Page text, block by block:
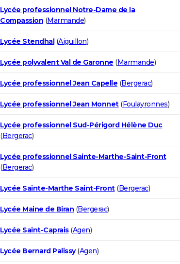
Lycée professionnel Notre-Dame de la
Compassion (Marmande)
Lycée Stendhal(Aiguillon)
Lycée polyvalent Val de Garonne (Marmande)
Lycée professionnel Jean Capelle (Bergerac)
Lycée professionnel Jean Monnet(Foulayronnes)
Lycée professionnel Sud-Périgord Hélène Duc
(Bergerac)
Lycée professionnel Sainte-Marthe-Saint-Front
(Bergerac)
Lycée Sainte-Marthe Saint-Front(Bergerac)
Lycée Maine de Biran (Bergerac)
Lycée Saint-Caprais(Agen)
Lycée Bernard Palissy(Agen)